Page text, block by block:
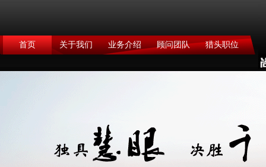
首页 关于我们 业务介绍 顾问团队 猎头职位